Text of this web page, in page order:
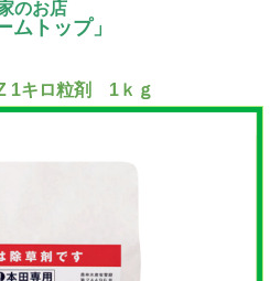
のお店
ムトップ」
1キロ粒剤 1ｋｇ